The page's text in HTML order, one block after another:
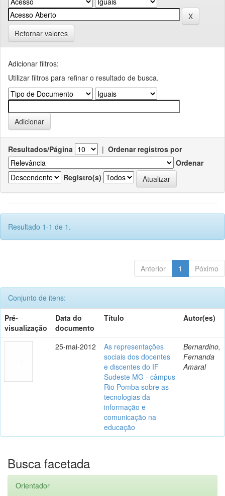
Retornar valores
Adicionar filtros:
Utilizar filtros para refinar o resultado de busca.
Resultados/Página | Ordenar registros por
Ordenar
Registro(s)
Resultado 1-1 de 1.
Anterior 1 Póximo
Conjunto de itens:
Pré-
visualização
Data do
documento
Título Autor(es)
25-mai-2012
As representações
sociais dos docentes
e discentes do IF
Sudeste MG - câmpus
Rio Pomba sobre as
tecnologias da
informação e
comunicação na
educação
Bernardino,
Fernanda
Amaral
Busca facetada
Orientador